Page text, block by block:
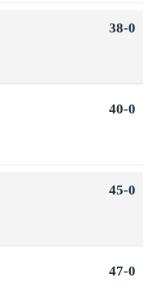
38-0
40-0
45-0
47-0